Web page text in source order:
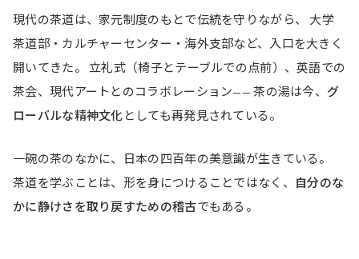
現代の茶道は、家元制度のもとで伝統を守りながら、 大学
茶道部・カルチャーセンター・海外支部など、入口を大きく
開いてきた。 立礼式（椅子とテーブルでの点前）、英語での
茶会、現代アートとのコラボレーション—— 茶の湯は今、 グ
ローバルな精神文化 としても再発見されている。
一碗の茶のなかに、日本の四百年の美意識が生きている。
茶道を学ぶことは、形を身につけることではなく、 自分のな
かに静けさを取り戻すための稽古でもある。